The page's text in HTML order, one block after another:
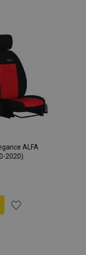
aan
verlanglijst
ALFA
2020)